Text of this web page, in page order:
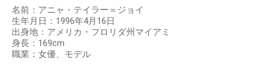
名前：アニャ・テイラー＝ジョイ
生年月日：1996年4月16日
出身地：アメリカ・フロリダ州マイアミ
身長：169cm
職業：女優、モデル